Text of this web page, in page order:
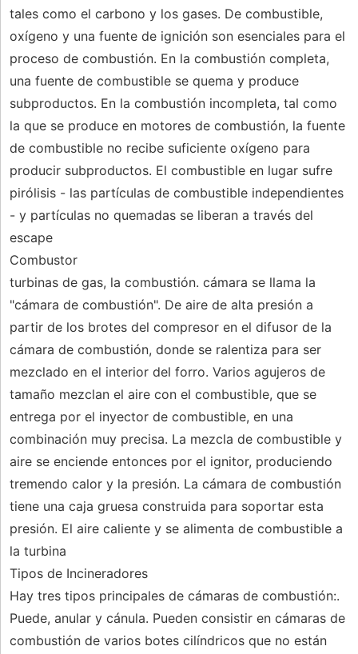
tales como el carbono y los gases. De combustible,
oxígeno y una fuente de ignición son esenciales para el
proceso de combustión. En la combustión completa,
una fuente de combustible se quema y produce
subproductos. En la combustión incompleta, tal como
la que se produce en motores de combustión, la fuente
de combustible no recibe suficiente oxígeno para
producir subproductos. El combustible en lugar sufre
pirólisis - las partículas de combustible independientes
- y partículas no quemadas se liberan a través del
escape
Combustor
turbinas de gas, la combustión. cámara se llama la
"cámara de combustión". De aire de alta presión a
partir de los brotes del compresor en el difusor de la
cámara de combustión, donde se ralentiza para ser
mezclado en el interior del forro. Varios agujeros de
tamaño mezclan el aire con el combustible, que se
entrega por el inyector de combustible, en una
combinación muy precisa. La mezcla de combustible y
aire se enciende entonces por el ignitor, produciendo
tremendo calor y la presión. La cámara de combustión
tiene una caja gruesa construida para soportar esta
presión. El aire caliente y se alimenta de combustible a
la turbina
Tipos de Incineradores
Hay tres tipos principales de cámaras de combustión:.
Puede, anular y cánula. Pueden consistir en cámaras de
combustión de varios botes cilíndricos que no están